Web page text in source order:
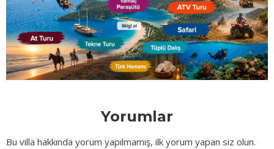
Yorumlar
Bu villa hakkında yorum yapılmamış, ilk yorum yapan siz olun.